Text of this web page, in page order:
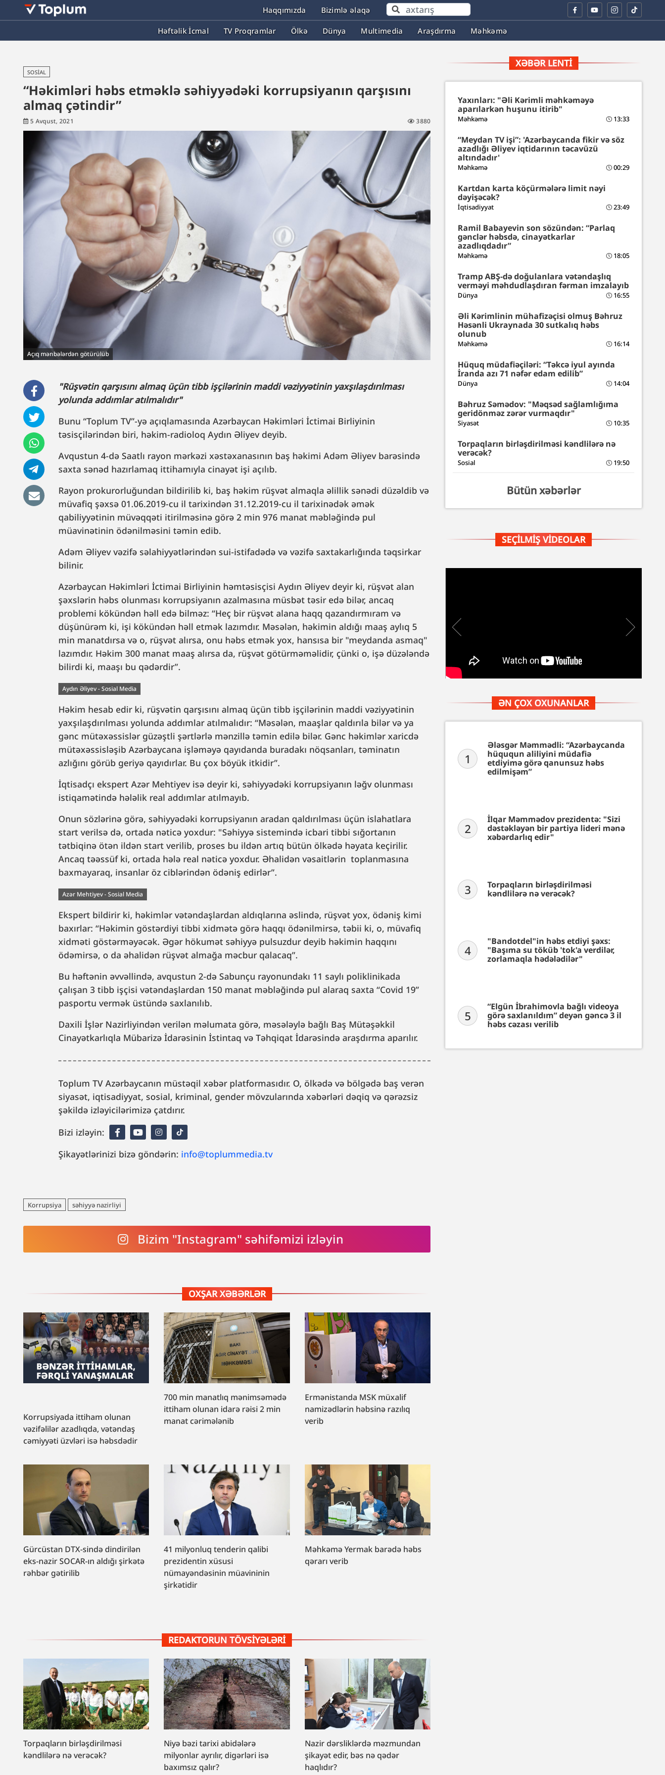
Haqqımızda Bizimlə əlaqə
Həftəlik İcmal TV Proqramlar Ölkə Dünya Multimedia Araşdırma Məhkəmə
SOSIAL
“Həkimləri həbs etməklə səhiyyədəki korrupsiyanın qarşısını
almaq çətindir”
5 Avqust, 2021 3880
Açıq mənbələrdən götürülüb
"Rüşvətin qarşısını almaq üçün tibb işçilərinin maddi vəziyyətinin yaxşılaşdırılması
yolunda addımlar atılmalıdır"
Bunu “Toplum TV”-yə açıqlamasında Azərbaycan Həkimləri İctimai Birliyinin
təsisçilərindən biri, həkim-radioloq Aydın Əliyev deyib.
Avqustun 4-də Saatlı rayon mərkəzi xəstəxanasının baş həkimi Adəm Əliyev barəsində
saxta sənəd hazırlamaq ittihamıyla cinayət işi açılıb.
Rayon prokurorluğundan bildirilib ki, baş həkim rüşvət almaqla əlillik sənədi düzəldib və
müvafiq şəxsə 01.06.2019-cu il tarixindən 31.12.2019-cu il tarixinədək əmək
qabiliyyətinin müvəqqəti itirilməsinə görə 2 min 976 manat məbləğində pul
müavinətinin ödənilməsini təmin edib.
Adəm Əliyev vəzifə səlahiyyətlərindən sui-istifadədə və vəzifə saxtakarlığında təqsirkar
bilinir.
Azərbaycan Həkimləri İctimai Birliyinin həmtəsisçisi Aydın Əliyev deyir ki, rüşvət alan
şəxslərin həbs olunması korrupsiyanın azalmasına müsbət təsir edə bilər, ancaq
problemi kökündən həll edə bilməz: “Heç bir rüşvət alana haqq qazandırmıram və
düşünürəm ki, işi kökündən həll etmək lazımdır. Məsələn, həkimin aldığı maaş aylıq 5
min manatdırsa və o, rüşvət alırsa, onu həbs etmək yox, hansısa bir "meydanda asmaq"
lazımdır. Həkim 300 manat maaş alırsa da, rüşvət götürməməlidir, çünki o, işə düzələndə
bilirdi ki, maaşı bu qədərdir”.
Aydın Əliyev - Sosial Media
Həkim hesab edir ki, rüşvətin qarşısını almaq üçün tibb işçilərinin maddi vəziyyətinin
yaxşılaşdırılması yolunda addımlar atılmalıdır: “Məsələn, maaşlar qaldırıla bilər və ya
gənc mütəxəssislər güzəştli şərtlərlə mənzillə təmin edilə bilər. Gənc həkimlər xaricdə
mütəxəssisləşib Azərbaycana işləməyə qayıdanda buradakı nöqsanları, təminatın
azlığını görüb geriyə qayıdırlar. Bu çox böyük itkidir”.
İqtisadçı ekspert Azər Mehtiyev isə deyir ki, səhiyyədəki korrupsiyanın ləğv olunması
istiqamətində hələlik real addımlar atılmayıb.
Onun sözlərinə görə, səhiyyədəki korrupsiyanın aradan qaldırılması üçün islahatlara
start verilsə də, ortada nəticə yoxdur: "Səhiyyə sistemində icbari tibbi sığortanın
tətbiqinə ötən ildən start verilib, proses bu ildən artıq bütün ölkədə həyata keçirilir.
Ancaq təəssüf ki, ortada hələ real nəticə yoxdur. Əhalidən vəsaitlərin toplanmasına
baxmayaraq, insanlar öz ciblərindən ödəniş edirlər”.
Azər Mehtiyev - Sosial Media
Ekspert bildirir ki, həkimlər vətəndaşlardan aldıqlarına əslində, rüşvət yox, ödəniş kimi
baxırlar: “Həkimin göstərdiyi tibbi xidmətə görə haqqı ödənilmirsə, təbii ki, o, müvafiq
xidməti göstərməyəcək. Əgər hökumət səhiyyə pulsuzdur deyib həkimin haqqını
ödəmirsə, o da əhalidən rüşvət almağa məcbur qalacaq”.
Bu həftənin əvvəllində, avqustun 2-də Sabunçu rayonundakı 11 saylı poliklinikada
çalışan 3 tibb işçisi vətəndaşlardan 150 manat məbləğində pul alaraq saxta “Covid 19”
pasportu vermək üstündə saxlanılıb.
Daxili İşlər Nazirliyindən verilən məlumata görə, məsələylə bağlı Baş Mütəşəkkil
Cinayətkarlıqla Mübarizə İdarəsinin İstintaq və Təhqiqat İdarəsində araşdırma aparılır.
Toplum TV Azərbaycanın müstəqil xəbər platformasıdır. O, ölkədə və bölgədə baş verən
siyasət, iqtisadiyyat, sosial, kriminal, gender mövzularında xəbərləri dəqiq və qərəzsiz
şəkildə izləyicilərimizə çatdırır.
Bizi izləyin:
Şikayətlərinizi bizə göndərin: info@toplummedia.tv
Korrupsiya səhiyyə nazirliyi
Bizim "Instagram" səhifəmizi izləyin
OXŞAR XƏBƏRLƏR
Korrupsiyada ittiham olunan
vəzifəlilər azadlıqda, vətəndaş
cəmiyyəti üzvləri isə həbsdədir
700 min manatlıq mənimsəmədə
ittiham olunan idarə rəisi 2 min
manat cərimələnib
Ermənistanda MSK müxalif
namizədlərin həbsinə razılıq
verib
Gürcüstan DTX-sində dindirilən
eks-nazir SOCAR-ın aldığı şirkətə
rəhbər gətirilib
41 milyonluq tenderin qalibi
prezidentin xüsusi
nümayəndəsinin müavininin
şirkətidir
Məhkəmə Yermak barədə həbs
qərarı verib
REDAKTORUN TÖVSIYƏLƏRI
Torpaqların birləşdirilməsi
kəndlilərə nə verəcək?
Niyə bəzi tarixi abidələrə
milyonlar ayrılır, digərləri isə
baxımsız qalır?
Nazir dərsliklərdə məzmundan
şikayət edir, bəs nə qədər
haqlıdır?
XƏBƏR LENTI
Yaxınları: "Əli Kərimli məhkəməyə
aparılarkən huşunu itirib"
Məhkəmə 13:33
“Meydan TV işi”: 'Azərbaycanda fikir və söz
azadlığı Əliyev iqtidarının təcavüzü
altındadır'
Məhkəmə 00:29
Kartdan karta köçürmələrə limit nəyi
dəyişəcək?
İqtisadiyyat 23:49
Ramil Babayevin son sözündən: “Parlaq
gənclər həbsdə, cinayətkarlar
azadlıqdadır”
Məhkəmə 18:05
Tramp ABŞ-də doğulanlara vətəndaşlıq
verməyi məhdudlaşdıran fərman imzalayıb
Dünya 16:55
Əli Kərimlinin mühafizəçisi olmuş Bəhruz
Həsənli Ukraynada 30 sutkalıq həbs
olunub
Məhkəmə 16:14
Hüquq müdafiəçiləri: “Təkcə iyul ayında
İranda azı 71 nəfər edam edilib”
Dünya 14:04
Bəhruz Səmədov: "Məqsəd sağlamlığıma
geridönməz zərər vurmaqdır"
Siyasət 10:35
Torpaqların birləşdirilməsi kəndlilərə nə
verəcək?
Sosial 19:50
Bütün xəbərlər
SEÇILMIŞ VIDEOLAR
ƏN ÇOX OXUNANLAR
1
Ələsgər Məmmədli: “Azərbaycanda
hüququn aliliyini müdafiə
etdiyimə görə qanunsuz həbs
edilmişəm”
2
İlqar Məmmədov prezidentə: "Sizi
dəstəkləyən bir partiya lideri mənə
xəbərdarlıq edir"
3
Torpaqların birləşdirilməsi
kəndlilərə nə verəcək?
4
"Bandotdel"in həbs etdiyi şəxs:
"Başıma su töküb 'tok'a verdilər,
zorlamaqla hədələdilər"
5
“Elgün İbrahimovla bağlı videoya
görə saxlanıldım” deyən gəncə 3 il
həbs cəzası verilib